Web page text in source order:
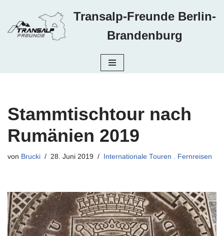
Zum
Inhalt
Transalp-Freunde Berlin-
Brandenburg
Stammtischtour nach
Rumänien 2019
von Brucki 28. Juni 2019 Internationale Touren . Fernreisen